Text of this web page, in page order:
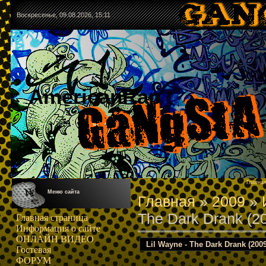
Воскресенье, 09.08.2026, 15:11
AmericanRap
Меню сайта
Главная страница
Информация о сайте
ОНЛАЙН ВИДЕО
Гостевая
ФОРУМ
Главная
Главная»2009 »
The Dark Drank
Lil Wayne - The Dark Drank